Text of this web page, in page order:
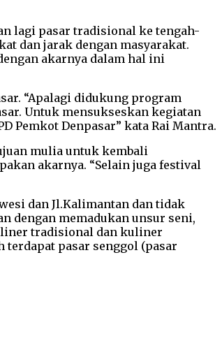
lagi pasar tradisional ke tengah-
dan jarak dengan masyarakat.
akarnya dalam hal ini
“Apalagi didukung program
Untuk mensukseskan kegiatan
Pemkot Denpasar” kata Rai Mantra.
mulia untuk kembali
akarnya. “Selain juga festival
dan Jl.Kalimantan dan tidak
dengan memadukan unsur seni,
tradisional dan kuliner
terdapat pasar senggol (pasar